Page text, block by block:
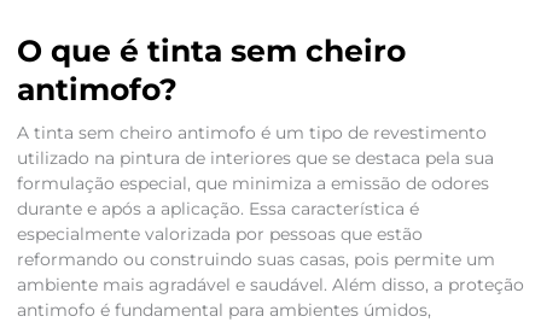
O que é tinta sem cheiro
antimofo?
A tinta sem cheiro antimofo é um tipo de revestimento
utilizado na pintura de interiores que se destaca pela sua
formulação especial, que minimiza a emissão de odores
durante e após a aplicação. Essa característica é
especialmente valorizada por pessoas que estão
reformando ou construindo suas casas, pois permite um
ambiente mais agradável e saudável. Além disso, a proteção
antimofo é fundamental para ambientes úmidos,